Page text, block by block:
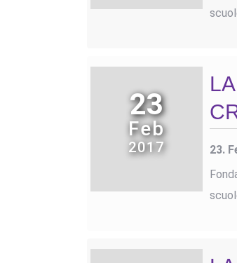
23
Feb
2017
23.